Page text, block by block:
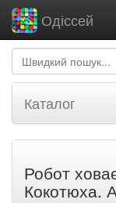
Одіссей
Каталог
Робот
Кокотюха.